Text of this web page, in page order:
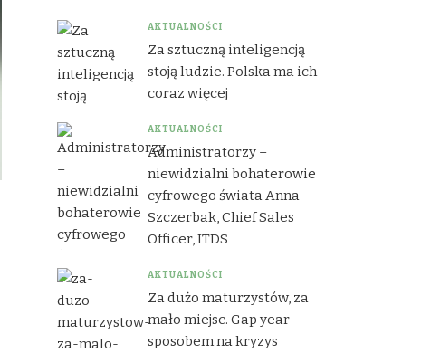
AKTUALNOŚCI
Za sztuczną inteligencją
stoją ludzie. Polska ma ich
coraz więcej
AKTUALNOŚCI
Administratorzy –
niewidzialni bohaterowie
cyfrowego świata Anna
Szczerbak, Chief Sales
Officer, ITDS
AKTUALNOŚCI
Za dużo maturzystów, za
mało miejsc. Gap year
sposobem na kryzys